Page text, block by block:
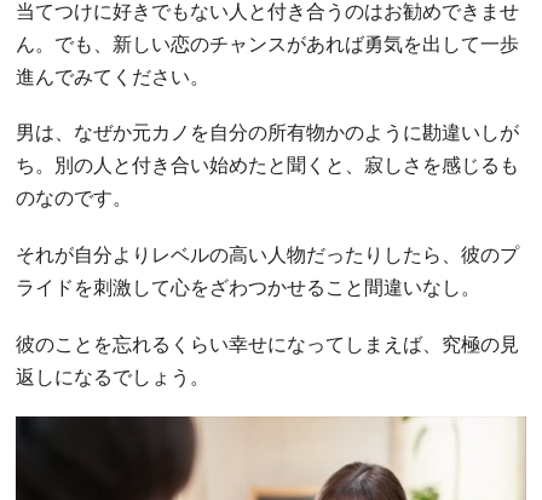
当てつけに好きでもない人と付き合うのはお勧めできませ
ん。でも、新しい恋のチャンスがあれば勇気を出して一歩
進んでみてください。
男は、なぜか元カノを自分の所有物かのように勘違いしが
ち。別の人と付き合い始めたと聞くと、寂しさを感じるも
のなのです。
それが自分よりレベルの高い人物だったりしたら、彼のプ
ライドを刺激して心をざわつかせること間違いなし。
彼のことを忘れるくらい幸せになってしまえば、究極の見
返しになるでしょう。